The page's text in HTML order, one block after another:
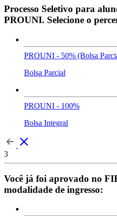
Processo Seletivo para
PROUNI. Selecione o
PROUNI - 50% (Bolsa
Bolsa Parcial
PROUNI - 100%
Bolsa Integral
3
Você já foi aprovado no
modalidade de ingresso: